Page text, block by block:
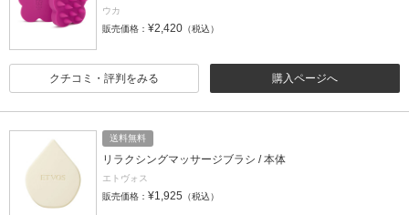
ウカ
販売価格： ¥2,420 （税込）
購入ページへ
クチコミ・評判をみる
送料無料
リラクシングマッサージブラシ / 本体
エトヴォス
販売価格： ¥1,925 （税込）